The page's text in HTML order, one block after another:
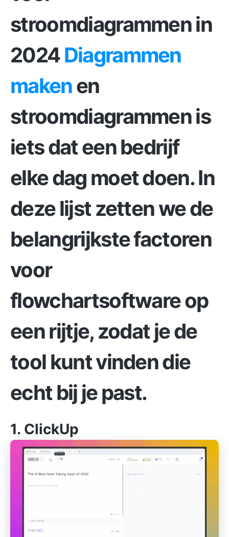
stroomdiagrammen in
2024Diagrammen
makenen
stroomdiagrammen is
iets dat een bedrijf
elke dag moet doen. In
deze lijst zetten we de
belangrijkste factoren
voor
flowchartsoftware op
een rijtje, zodat je de
tool kunt vinden die
echt bij je past.
1. ClickUp